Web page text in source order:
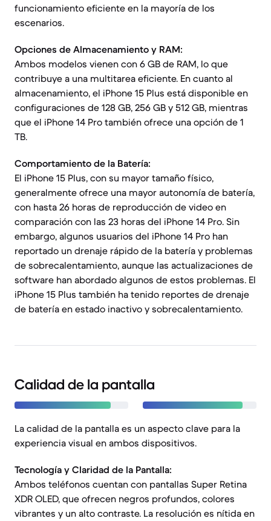
funcionamiento eficiente en la mayoría de los
escenarios.
Opciones de Almacenamiento y RAM:
Ambos modelos vienen con 6 GB de RAM, lo que
contribuye a una multitarea eficiente. En cuanto al
almacenamiento, el iPhone 15 Plus está disponible en
configuraciones de 128 GB, 256 GB y 512 GB, mientras
que el iPhone 14 Pro también ofrece una opción de 1
TB.
Comportamiento de la Batería:
El iPhone 15 Plus, con su mayor tamaño físico,
generalmente ofrece una mayor autonomía de batería,
con hasta 26 horas de reproducción de video en
comparación con las 23 horas del iPhone 14 Pro. Sin
embargo, algunos usuarios del iPhone 14 Pro han
reportado un drenaje rápido de la batería y problemas
de sobrecalentamiento, aunque las actualizaciones de
software han abordado algunos de estos problemas. El
iPhone 15 Plus también ha tenido reportes de drenaje
de batería en estado inactivo y sobrecalentamiento.
Calidad de la pantalla
La calidad de la pantalla es un aspecto clave para la
experiencia visual en ambos dispositivos.
Tecnología y Claridad de la Pantalla:
Ambos teléfonos cuentan con pantallas Super Retina
XDR OLED, que ofrecen negros profundos, colores
vibrantes y un alto contraste. La resolución es nítida en